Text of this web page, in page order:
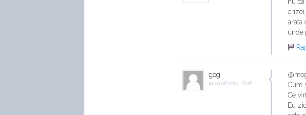
arata
unde
gog
la 07.08.2012, 16:26
Cum
Ce
Eu